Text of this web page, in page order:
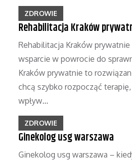
ZDROWIE
Rehabilitacja Kraków
Rehabilitacja Kraków
wsparcie w powrocie do
Kraków prywatnie to
chcą szybko rozpocząć
wpływ…
ZDROWIE
Ginekolog usg warszawa
Ginekolog usg warszawa –